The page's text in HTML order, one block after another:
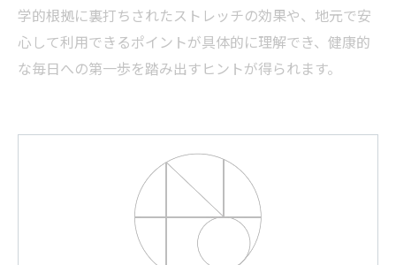
学的根拠に裏打ちされたストレッチの効果や、地元で安
心して利用できるポイントが具体的に理解でき、健康的
な毎日への第一歩を踏み出すヒントが得られます。